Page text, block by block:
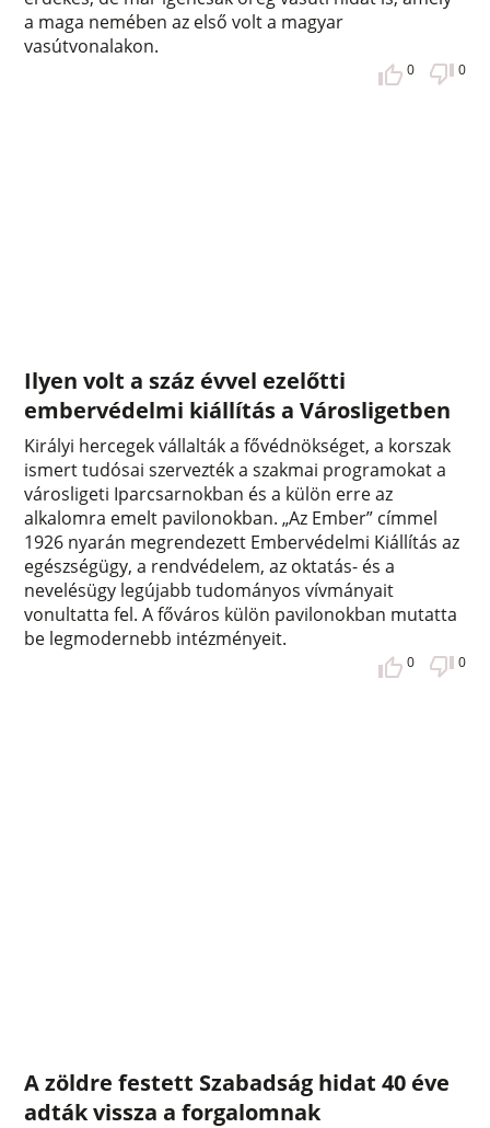
a maga nemében az első volt a magyar
vasútvonalakon.
0 0
Ilyen volt a száz évvel ezelőtti
embervédelmi kiállítás a Városligetben
Királyi hercegek vállalták a fővédnökséget, a korszak
ismert tudósai szervezték a szakmai programokat a
városligeti Iparcsarnokban és a külön erre az
alkalomra emelt pavilonokban. „Az Ember” címmel
1926 nyarán megrendezett Embervédelmi Kiállítás az
egészségügy, a rendvédelem, az oktatás- és a
nevelésügy legújabb tudományos vívmányait
vonultatta fel. A főváros külön pavilonokban mutatta
be legmodernebb intézményeit.
0 0
A zöldre festett Szabadság hidat 40 éve
adták vissza a forgalomnak